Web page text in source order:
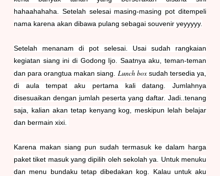
hahaahahaha. Setelah selesai masing-masing pot ditempeli
nama karena akan dibawa pulang sebagai souvenir yeyyyyy.
Setelah menanam di pot selesai. Usai sudah rangkaian
kegiatan siang ini di Godong Ijo. Saatnya aku, teman-teman
dan para orangtua makan siang. Lunch boxsudah tersedia ya,
di aula tempat aku pertama kali datang. Jumlahnya
disesuaikan dengan jumlah peserta yang daftar. Jadi..tenang
saja, kalian akan tetap kenyang kog, meskipun lelah belajar
dan bermain xixi.
Karena makan siang pun sudah termasuk ke dalam harga
paket tiket masuk yang dipilih oleh sekolah ya. Untuk menuku
dan menu bundaku tetap dibedakan kog. Kalau untuk aku